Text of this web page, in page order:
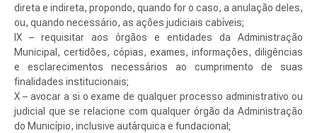
direta e indireta, propondo, quando for o caso, a anulação deles,
ou, quando necessário, as ações judiciais cabíveis;
IX – requisitar aos órgãos e entidades da Administração
Municipal, certidões, cópias, exames, informações, diligências
e esclarecimentos necessários ao cumprimento de suas
finalidades institucionais;
X – avocar a si o exame de qualquer processo administrativo ou
judicial que se relacione com qualquer órgão da Administração
do Município, inclusive autárquica e fundacional;